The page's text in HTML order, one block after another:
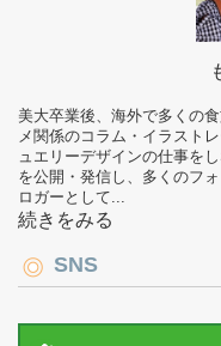
美大卒業後、海外で多くの
メ関係のコラム・イラスト
ュエリーデザインの仕事を
を公開・発信し、多くのフ
ロガーとして...
続きをみる
SNS